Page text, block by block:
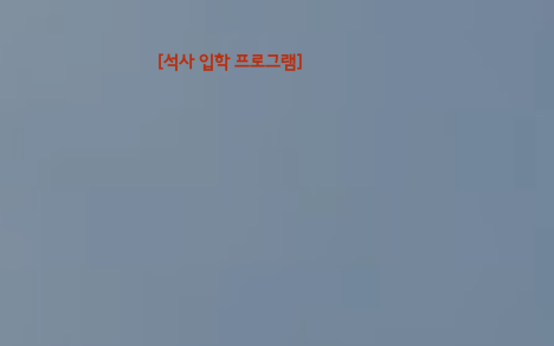
[석사 입학 프로그램]